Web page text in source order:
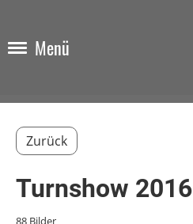
Menü
Zurück
Turnshow 2016
88 Bilder